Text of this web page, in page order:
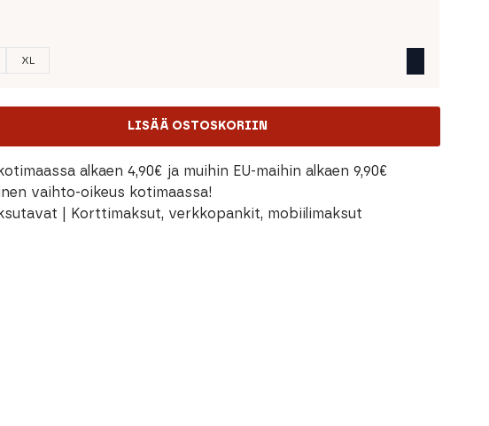
XL
LISÄÄ OSTOSKORIIN
alkaen 4,90€ ja muihin EU-maihin alkaen 9,90€
vaihto-oikeus kotimaassa!
| Korttimaksut, verkkopankit, mobiilimaksut